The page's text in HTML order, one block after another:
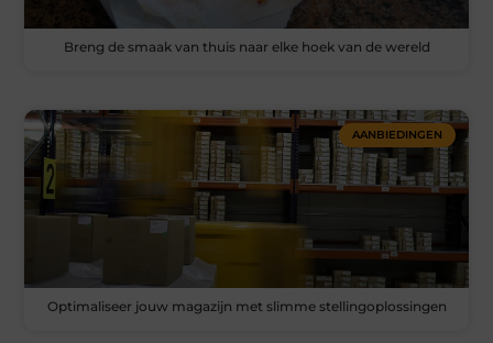
Breng de smaak van thuis naar elke hoek van de wereld
AANBIEDINGEN
Optimaliseer jouw magazijn met slimme stellingoplossingen